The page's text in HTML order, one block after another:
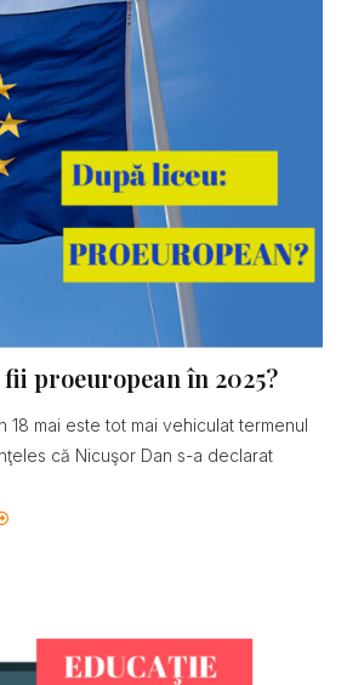
fii proeuropean în 2025?
18 mai este tot mai vehiculat termenul
că Nicuşor Dan s-a declarat